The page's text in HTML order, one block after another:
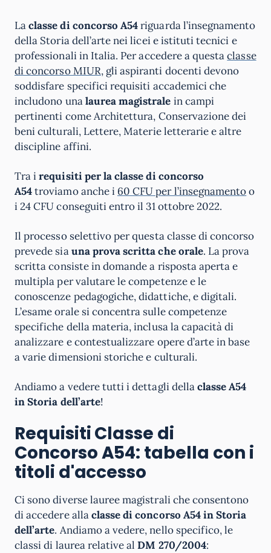
Laclasse di concorso A54riguarda l’insegnamento
della Storia dell’arte nei licei e istituti tecnici e
professionali in Italia. Per accedere a questaclasse
di concorso MIUR, gli aspiranti docenti devono
soddisfare specifici requisiti accademici che
includono unalaurea magistrale in campi
pertinenti come Architettura, Conservazione dei
beni culturali, Lettere, Materie letterarie e altre
discipline affini.
Tra irequisiti per la classe di concorso
A54troviamo anche i 60 CFU per l’insegnamentoo
i 24 CFU conseguiti entro il 31 ottobre 2022.
Il processo selettivo per questa classe di concorso
prevede siauna prova scritta che orale. La prova
scritta consiste in domande a risposta aperta e
multipla per valutare le competenze e le
conoscenze pedagogiche, didattiche, e digitali.
L’esame orale si concentra sulle competenze
specifiche della materia, inclusa la capacità di
analizzare e contestualizzare opere d’arte in base
a varie dimensioni storiche e culturali.
Andiamo a vedere tutti i dettagli dellaclasse A54
in Storia dell’arte!
Requisiti Classe di
Concorso A54: tabella con i
titoli d'accesso
Ci sono diverse lauree magistrali che consentono
di accedere allaclasse di concorso A54 in Storia
dell’arte. Andiamo a vedere, nello specifico, le
classi di laurea relative alDM 270/2004: